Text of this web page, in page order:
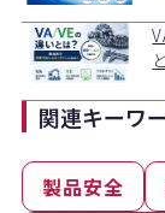
関連キーワ
製品安全